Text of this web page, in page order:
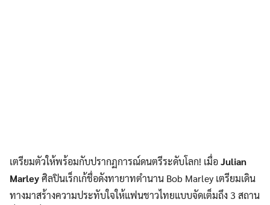
เตรียมตัวให้พร้อมกับปรากฏการณ์ดนตรีระดับโลก! เมื่อJulian
Marleyศิลปินเร็กเก้ชื่อดังทายาทตำนาน Bob Marley เตรียมเดิน
ทางมาสร้างความประทับใจให้แฟนชาวไทยแบบจัดเต็มถึง 3 สถาน